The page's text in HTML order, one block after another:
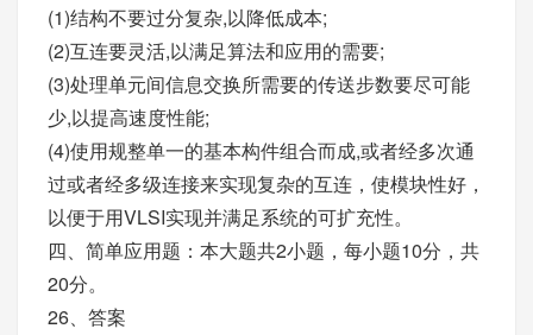
(1)结构不要过分复杂,以降低成本;
(2)互连要灵活,以满足算法和应用的需要;
(3)处理单元间信息交换所需要的传送步数要尽可能
少,以提高速度性能;
(4)使用规整单一的基本构件组合而成,或者经多次通
过或者经多级连接来实现复杂的互连，使模块性好，
以便于用VLSI实现并满足系统的可扩充性。
四、简单应用题：本大题共2小题，每小题10分，共
20分。
26、答案